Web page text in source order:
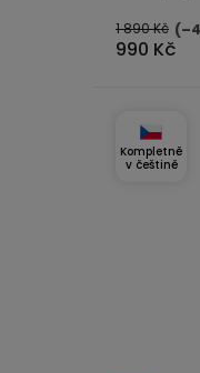
990 Kč
1 890 Kč
Kompletně
v češtině